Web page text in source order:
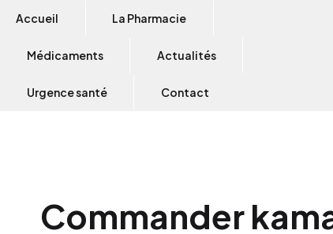
Accueil La Pharmacie
Médicaments Actualités
Urgence santé Contact
Commander